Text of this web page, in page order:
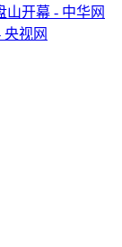
山开幕 - 中华网
央视网